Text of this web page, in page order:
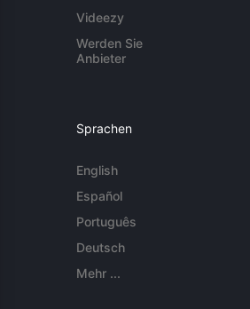
Videezy
Werden Sie
Anbieter
Sprachen
English
Español
Português
Deutsch
Mehr ...